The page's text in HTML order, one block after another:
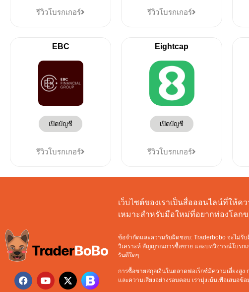
รีวิวโบรกเกอร์ รีวิวโบรกเกอร์
EBC
เปิดบัญชี
รีวิวโบรกเกอร์
Eightcap
เปิดบัญชี
รีวิวโบรกเกอร์
เว็บไซต์ของเราเป็นสื่อออนไลน์ที่ให้ค
เหมาะสำหรับมือใหม่ที่อยากท่องโลก
ข้อจำกัดและความรับผิดชอบ: Traderbobo จะไม่รั
วิเคราะห์ สัญญาณการซื้อขาย และบทวิจารณ์โบรกเ
รันตีใดๆ
การซื้อขายสกุลเงินในตลาดฟอเร็กซ์มีความเสี่ยงสู
และความเสี่ยงอย่างรอบคอบ เรามุ่งเน้นเพื่อเสนอ